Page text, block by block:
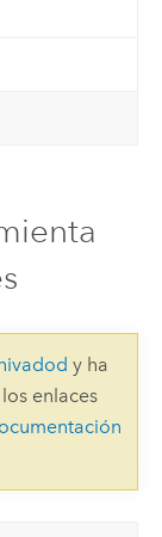
y ha
enlaces